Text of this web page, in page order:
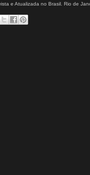
e Atualizada no Brasil. Rio de